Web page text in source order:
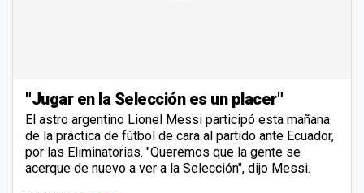
"Jugar en la Selección es un placer"
El astro argentino Lionel Messi participó esta mañana
de la práctica de fútbol de cara al partido ante Ecuador,
por las Eliminatorias. "Queremos que la gente se
acerque de nuevo a ver a la Selección", dijo Messi.